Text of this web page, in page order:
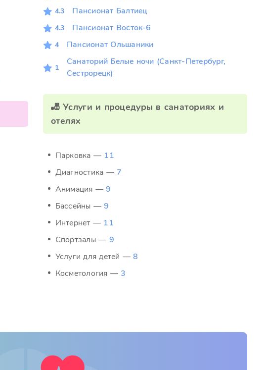
4.3 Пансионат Балтиец
4.3 Пансионат Восток-6
4 Пансионат Ольшаники
1
Санаторий Белые ночи (Санкт-Петербург,
Сестрорецк)
🎳 Услуги и процедуры в санаториях и
отелях
Парковка — 11
Диагностика — 7
Анимация —9
Бассейны —9
Интернет — 11
Спортзалы — 9
Услуги для детей —8
Косметология — 3